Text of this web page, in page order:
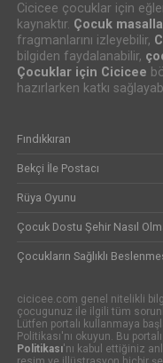
Cicicee çocuklar için
kaynaktır. Çocuk
fragmanlarını izleyebilir,
bilgiden faydalanabilir,
Çocuklar için Cicicee
hazırlarken katkı
Fındıkkıran
Bekçi İle Postacı
Rüya Oyunu
Çocuk Dostu Şehir Nasıl
Çocukların Sağlıklı
cicicee.com genel nitelikli
çocugunuz ile ilgili tüm
Lütfen portalı kullanmaya
Politikası'nı okuyun. Bu
Politikası'nı kabul ettiğiniz